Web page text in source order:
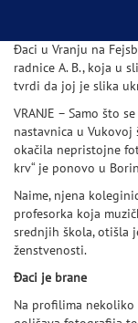
Đaci u Vranju na
radnice A. B., koja u
tvrdi da joj je slika
VRANJE – Samo što
nastavnica u Vukovoj
okačila nepristojne
krv“ je ponovo u
Naime, njena
profesorka koja
srednjih škola, otišla
ženstvenosti.
Đaci je brane
Na profilima nekoliko